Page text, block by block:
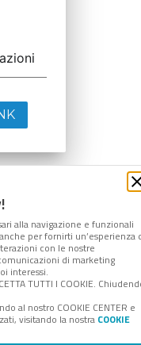
alla navigazione e funzionali
per fornirti un’esperienza
con le nostre
di marketing
interessi.
TUTTI I COOKIE.
al nostro COOKIE CENTER e
visitando la nostra COOKIE